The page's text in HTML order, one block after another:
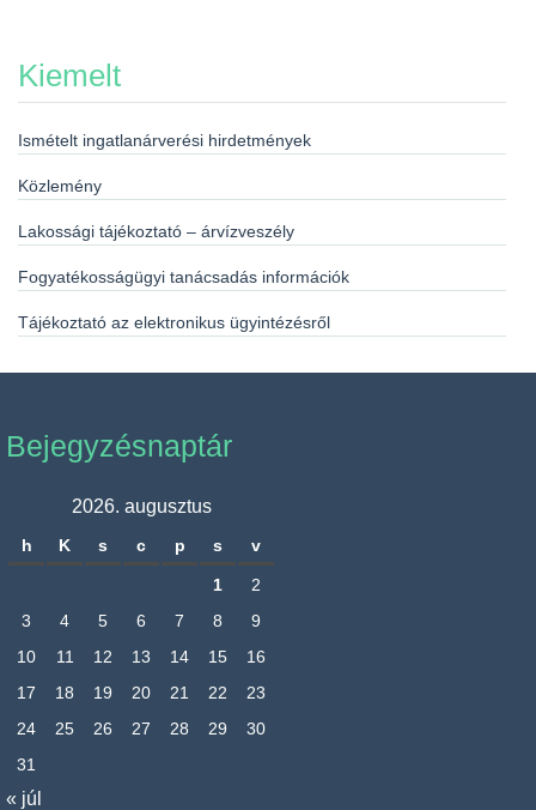
Kiemelt
Ismételt ingatlanárverési hirdetmények
Közlemény
Lakossági tájékoztató – árvízveszély
Fogyatékosságügyi tanácsadás információk
Tájékoztató az elektronikus ügyintézésről
Bejegyzésnaptár
2026. augusztus
h K s c p s v
1
2
3
4 5 6 7 8
9
10
11 12 13 14 15
16
17
18 19 20 21 22
23
24
25 26 27 28 29
30
31
« júl